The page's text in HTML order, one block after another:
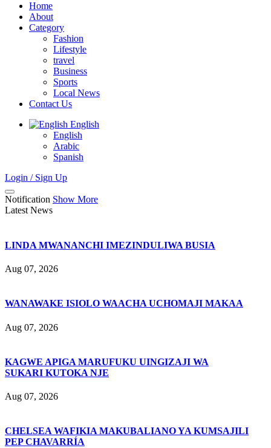
Home
About
Category
Fashion
Lifestyle
travel
Business
Sports
Local News
Contact Us
English
English
Arabic
Spanish
Login / Sign Up
Notification Show More
Latest News
LINDA MWANANCHI IMEZINDULIWA BUSIA
Aug 07, 2026
WANAWAKE ISIOLO WAACHA UCHOMAJI MAKAA
Aug 07, 2026
KAGWE APIGA MARUFUKU UINGIZAJI WA
SUKARI KUTOKA NJE
Aug 07, 2026
CHELSEA WAFIKIA MAKUBALIANO YA KUMSAJILI
PEP CHAVARRÍA